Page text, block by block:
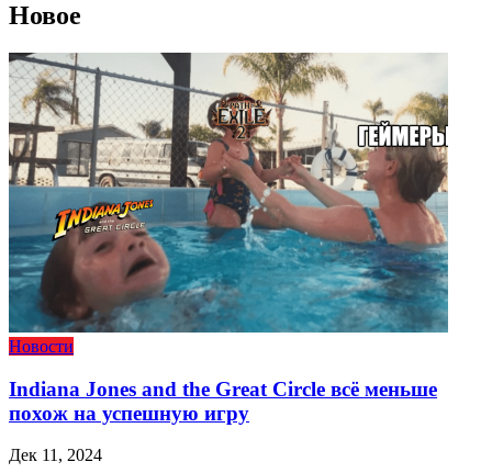
Новое
Новости
Indiana Jones and the Great Circle всё меньше
похож на успешную игру
Дек 11, 2024